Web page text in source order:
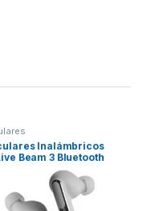
Inalámbricos
Beam 3 Bluetooth
ANC/IPX5 – Silver